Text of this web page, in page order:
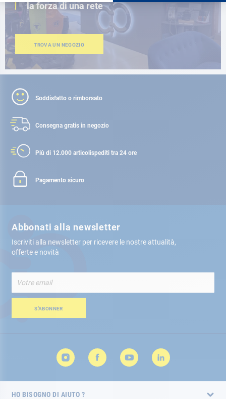
la forza di una rete
TROVA UN NEGOZIO
Soddisfatto o rimborsato
Consegna gratis in negozio
Più di 12.000 articolispediti tra 24 ore
Pagamento sicuro
Abbonati alla newsletter
Iscriviti alla newsletter per ricevere le nostre attualità,
offerte e novità
alla
nostra
Newsletter:S’ABONNER
HO BISOGNO DI AIUTO ?